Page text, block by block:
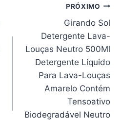
PRÓXIMO
Girando Sol
Detergente Lava-
Louças Neutro 500Ml
Detergente Líquido
Para Lava-Louças
Amarelo Contém
Tensoativo
Biodegradável Neutro